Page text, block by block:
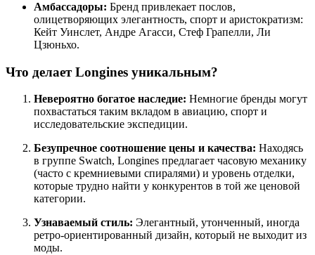
Амбассадоры: Бренд привлекает послов,
олицетворяющих элегантность, спорт и аристократизм:
Кейт Уинслет, Андре Агасси, Стеф Грапелли, Ли
Цзюньхо.
Что делает Longines уникальным?
Невероятно богатое наследие: Немногие бренды могут
похвастаться таким вкладом в авиацию, спорт и
исследовательские экспедиции.
Безупречное соотношение цены и качества: Находясь
в группе Swatch, Longines предлагает часовую механику
(часто с кремниевыми спиралями) и уровень отделки,
которые трудно найти у конкурентов в той же ценовой
категории.
Узнаваемый стиль: Элегантный, утонченный, иногда
ретро-ориентированный дизайн, который не выходит из
моды.